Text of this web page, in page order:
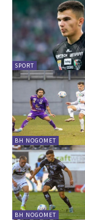
SPORT
BH NOGOMET
BH NOGOMET